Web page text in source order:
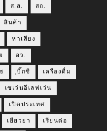
ส.ส. สถ.
สินค้า
หาเสียง
อว.
ฺบิ๊กซี เครื่องดื่ม
เซเว่นอีเลฟเว่น
เปิดประเทศ
เยียวยา เรียนต่อ